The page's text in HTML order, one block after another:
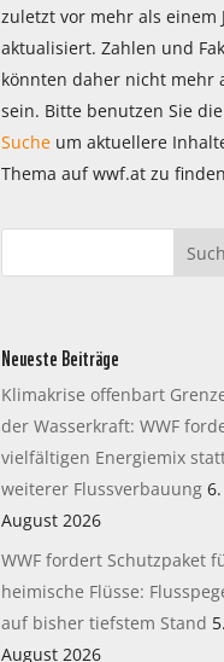
zuletzt vor mehr als einem
aktualisiert. Zahlen und
könnten daher nicht mehr
sein. Bitte benutzen Sie die
Sucheum aktuellere
Thema auf wwf.at zu
Neueste Beiträge
Klimakrise offenbart
der Wasserkraft: WWF
vielfältigen Energiemix
weiterer Flussverbauung 6.
August 2026
WWF fordert Schutzpaket
heimische Flüsse:
auf bisher tiefstem Stand 5.
August 2026
Ablehnen